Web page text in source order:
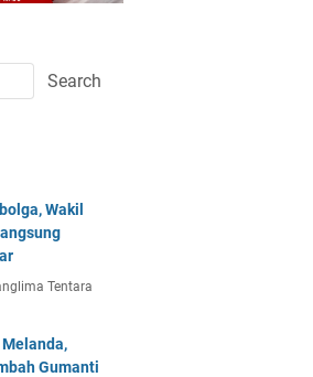
Wakil
Tentara
Gumanti